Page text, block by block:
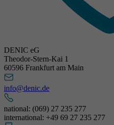
DENIC eG
Theodor-Stern-Kai 1
60596 Frankfurt am Main
info@denic.de
national: (069) 27 235 277
international: +49 69 27 235 277